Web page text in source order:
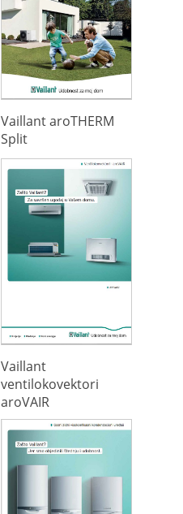
Vaillant aroTHERM
Split
Vaillant
ventilokovektori
aroVAIR